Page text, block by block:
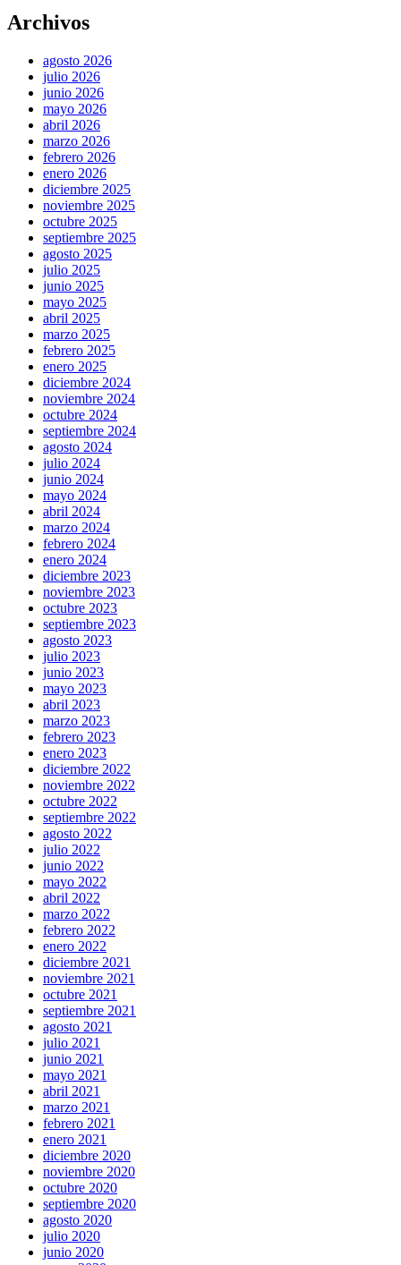
Archivos
agosto 2026
julio 2026
junio 2026
mayo 2026
abril 2026
marzo 2026
febrero 2026
enero 2026
diciembre 2025
noviembre 2025
octubre 2025
septiembre 2025
agosto 2025
julio 2025
junio 2025
mayo 2025
abril 2025
marzo 2025
febrero 2025
enero 2025
diciembre 2024
noviembre 2024
octubre 2024
septiembre 2024
agosto 2024
julio 2024
junio 2024
mayo 2024
abril 2024
marzo 2024
febrero 2024
enero 2024
diciembre 2023
noviembre 2023
octubre 2023
septiembre 2023
agosto 2023
julio 2023
junio 2023
mayo 2023
abril 2023
marzo 2023
febrero 2023
enero 2023
diciembre 2022
noviembre 2022
octubre 2022
septiembre 2022
agosto 2022
julio 2022
junio 2022
mayo 2022
abril 2022
marzo 2022
febrero 2022
enero 2022
diciembre 2021
noviembre 2021
octubre 2021
septiembre 2021
agosto 2021
julio 2021
junio 2021
mayo 2021
abril 2021
marzo 2021
febrero 2021
enero 2021
diciembre 2020
noviembre 2020
octubre 2020
septiembre 2020
agosto 2020
julio 2020
junio 2020